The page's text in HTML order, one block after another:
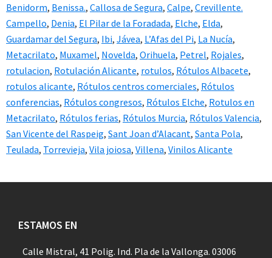
Benidorm, Benissa., Callosa de Segura, Calpe, Crevillente.
Campello, Denia, El Pilar de la Foradada, Elche, Elda,
Guardamar del Segura, Ibi, Jávea, L’Afas del Pi, La Nucía,
Metacrilato, Muxamel, Novelda, Orihuela, Petrel, Rojales,
rotulacion, Rotulación Alicante, rotulos, Rótulos Albacete,
rotulos alicante, Rótulos centros comerciales, Rótulos
conferencias, Rótulos congresos, Rótulos Elche, Rotulos en
Metacrilato, Rótulos ferias, Rótulos Murcia, Rótulos Valencia,
San Vicente del Raspeig, Sant Joan d’Alacant, Santa Pola,
Teulada, Torrevieja, Vila joiosa, Villena, Vinilos Alicante
Footer
ESTAMOS EN
Calle Mistral, 41 Polig. Ind. Pla de la Vallonga. 03006